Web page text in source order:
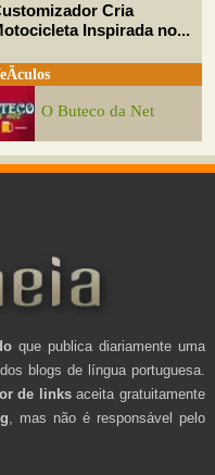
Cria
Inspirada no...
O Buteco da Net
que publica diariamente uma
blogs de língua portuguesa.
de linksaceita gratuitamente
, mas não é responsável pelo